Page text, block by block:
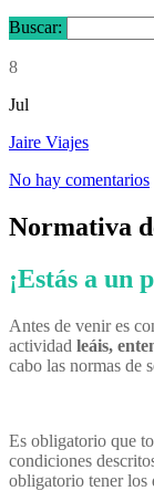
Buscar:
8
Jul
Jaire Viajes
No hay comentarios
Normativa
¡Estás a un
Antes de venir es
actividad leáis,
cabo las normas de
Es obligatorio que
condiciones
obligatorio tener los